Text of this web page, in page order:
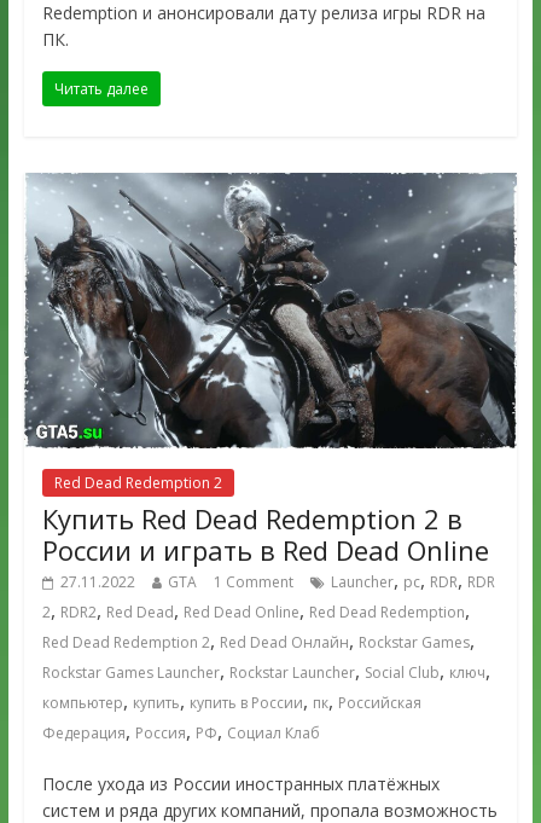
Redemption и анонсировали дату релиза игры RDR на
ПК.
Читать далее
Red Dead Redemption 2
Купить Red Dead Redemption 2 в
России и играть в Red Dead Online
27.11.2022 GTA 1 Comment Launcher, pc, RDR, RDR
2, RDR2, Red Dead, Red Dead Online, Red Dead Redemption,
Red Dead Redemption 2, Red Dead Онлайн, Rockstar Games,
Rockstar Games Launcher, Rockstar Launcher, Social Club, ключ,
компьютер, купить, купить в России, пк, Российская
Федерация, Россия, РФ, Социал Клаб
После ухода из России иностранных платёжных
систем и ряда других компаний, пропала возможность